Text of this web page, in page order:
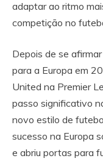
adaptar ao ritmo
competição no
Depois de se
para a Europa em
United na Premier
passo significativo
novo estilo de
sucesso na Europa
e abriu portas para